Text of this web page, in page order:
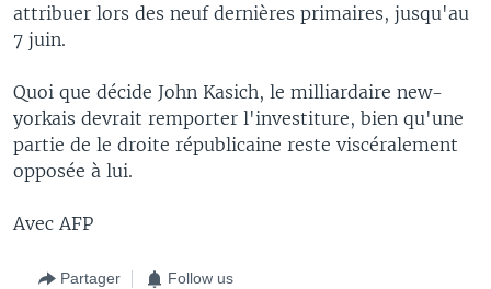
attribuer lors des neuf dernières primaires, jusqu'au
7 juin.
Quoi que décide John Kasich, le milliardaire new-
yorkais devrait remporter l'investiture, bien qu'une
partie de le droite républicaine reste viscéralement
opposée à lui.
Avec AFP
Partager Follow us